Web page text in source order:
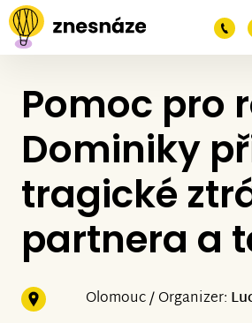
Pomoc pro
Dominiky
tragické
partnera a
Olomouc / Organizer: